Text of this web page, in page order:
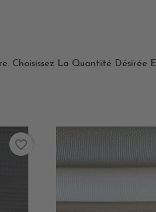
Choisissez La Quantité Désirée
favorite_border